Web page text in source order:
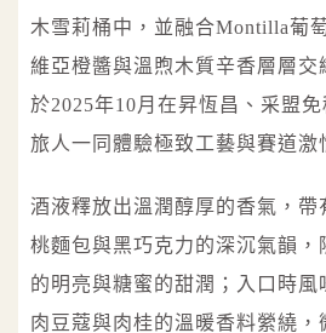
木雪莉桶中，並融合Montilla葡
維亞橙醬與溫煦木質辛香層層交
於2025年10月在昇恆昌、采盟
旅人一同體驗極致工藝與賽道激
酒液釋放出溫潤醇厚的香氣，帶
桃麵包與黑巧克力的深沉氣韻，
的明亮與糖蜜的甜潤；入口時風
肉豆蔻與肉桂的溫暖香料縈繞，